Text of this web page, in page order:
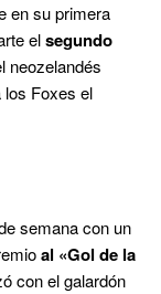
en su primera
elsegundo
neozelandés
los Foxes el
semana con un
al «Gol de la
con el galardón